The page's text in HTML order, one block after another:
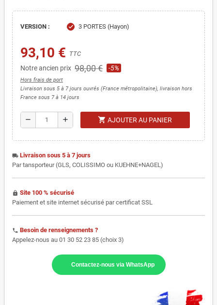
VERSION : check 3 PORTES (Hayon)
93,10 € TTC
Notre ancien prix 98,00 € -5%
Hors frais de port
Livraison sous 5 à 7 jours ouvrés (France métropolitaine), livraison hors
France sous 7 à 14 jours
remove add shopping_cart AJOUTER AU PANIER
local_shipping Livraison sous 5 à 7 jours
Par tansporteur (GLS, COLISSIMO ou KUEHNE+NAGEL)
https Site 100 % sécurisé
Paiement et site internet sécurisé par certificat SSL
phone Besoin de renseignements ?
Appelez-nous au 01 30 52 23 85 (choix 3)
Contactez-nous via WhatsApp